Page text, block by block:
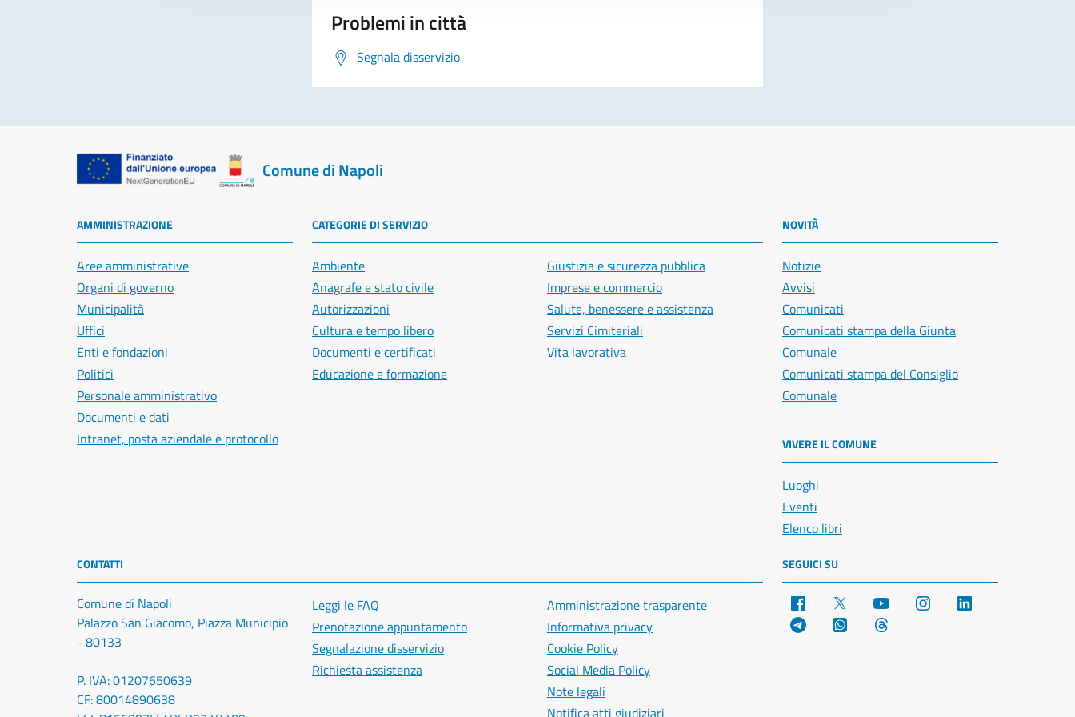
Problemi in città
Segnala disservizio
Comune di Napoli
AMMINISTRAZIONE
Aree amministrative
Organi di governo
Municipalità
Uffici
Enti e fondazioni
Politici
Personale amministrativo
Documenti e dati
Intranet, posta aziendale e protocollo
CATEGORIE DI SERVIZIO
Ambiente
Anagrafe e stato civile
Autorizzazioni
Cultura e tempo libero
Documenti e certificati
Educazione e formazione
Giustizia e sicurezza pubblica
Imprese e commercio
Salute, benessere e assistenza
Servizi Cimiteriali
Vita lavorativa
NOVITÀ
Notizie
Avvisi
Comunicati
Comunicati stampa della Giunta
Comunale
Comunicati stampa del Consiglio
Comunale
VIVERE IL COMUNE
Luoghi
Eventi
Elenco libri
CONTATTI
Comune di Napoli
Palazzo San Giacomo, Piazza Municipio
- 80133
P. IVA: 01207650639
CF: 80014890638
Leggi le FAQ
Prenotazione appuntamento
Segnalazione disservizio
Richiesta assistenza
Amministrazione trasparente
Informativa privacy
Cookie Policy
Social Media Policy
Note legali
SEGUICI SU
Facebook YouTube Instagram
Telegram WhatsApp